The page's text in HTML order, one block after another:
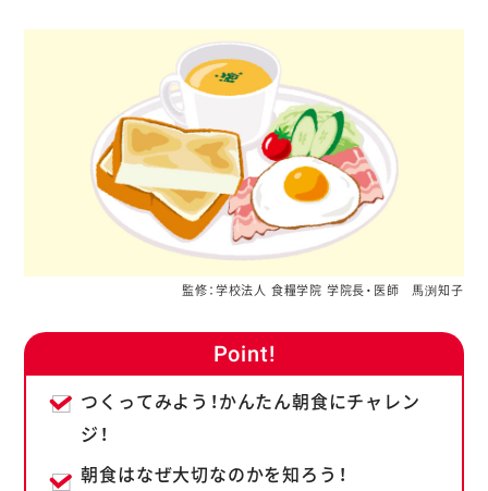
監修：学校法人 食糧学院 学院長・医師 馬渕知子
Point!
つくってみよう！かんたん朝食にチャレン
ジ！
朝食はなぜ大切なのかを知ろう！